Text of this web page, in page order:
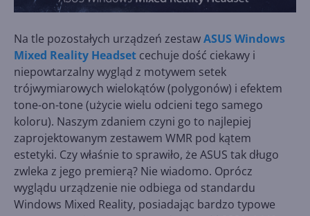
Na tle pozostałych urządzeń zestawASUS Windows
Mixed Reality Headset cechuje dość ciekawy i
niepowtarzalny wygląd z motywem setek
trójwymiarowych wielokątów (polygonów) i efektem
tone-on-tone (użycie wielu odcieni tego samego
koloru). Naszym zdaniem czyni go to najlepiej
zaprojektowanym zestawem WMR pod kątem
estetyki. Czy właśnie to sprawiło, że ASUS tak długo
zwleka z jego premierą? Nie wiadomo. Oprócz
wyglądu urządzenie nie odbiega od standardu
Windows Mixed Reality, posiadając bardzo typowe